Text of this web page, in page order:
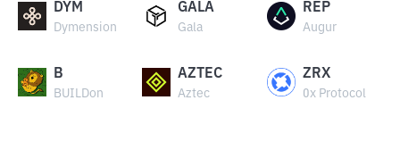
DYM
Dymension
GALA
Gala
REP
Augur
B
BUILDon
AZTEC
Aztec
ZRX
0x Protocol